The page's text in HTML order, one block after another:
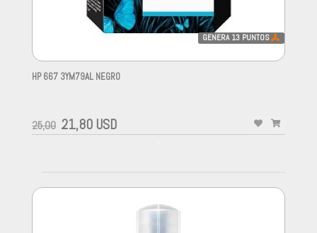
GENERA 13 PUNTOS
HP 667 3YM79AL NEGRO
25,00 21,80 USD